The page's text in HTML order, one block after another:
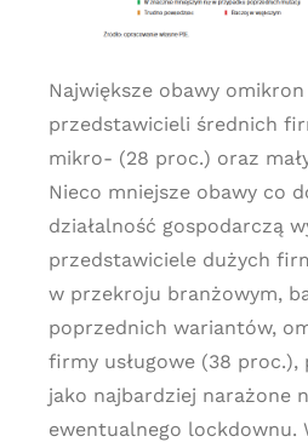
Największe obawy
przedstawicieli średnich
mikro- (28 proc.) oraz
Nieco mniejsze obawy co
działalność gospodarczą
przedstawiciele dużych
w przekroju branżowym,
poprzednich wariantów,
firmy usługowe (38
jako najbardziej narażone
ewentualnego lockdownu.